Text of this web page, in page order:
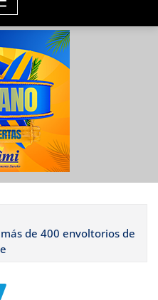
de 400 envoltorios de